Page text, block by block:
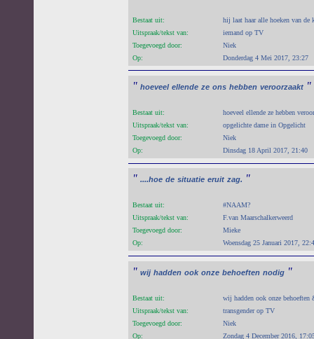
Bestaat uit:
hij laat haar alle hoeken van de
Uitspraak/tekst van:
iemand op TV
Toegevoegd door:
Niek
Op:
Donderdag 4 Mei 2017, 23:27
" hoeveel ellende ze ons hebben veroorzaakt "
Bestaat uit:
hoeveel ellende ze hebben
Uitspraak/tekst van:
opgelichte dame in Opgelicht
Toegevoegd door:
Niek
Op:
Dinsdag 18 April 2017, 21:40
" ....hoe de situatie eruit zag. "
Bestaat uit:
#NAAM?
Uitspraak/tekst van:
F.van Maarschalkerweerd
Toegevoegd door:
Mieke
Op:
Woensdag 25 Januari 2017,
" wij hadden ook onze behoeften nodig "
Bestaat uit:
wij hadden ook onze
Uitspraak/tekst van:
transgender op TV
Toegevoegd door:
Niek
Op:
Zondag 4 December 2016,